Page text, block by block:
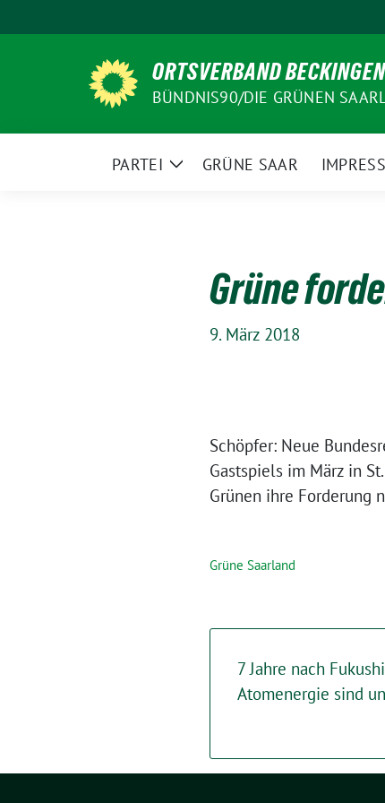
zum
ORTSVERBAND BECKINGEN
BÜNDNIS90/DIE GRÜNEN
PARTEI
ZeigeGRÜNE SAAR
Grüne
9. März 2018
Schöpfer: Neue
Gastspiels im März in
Grünen ihre Forderung
Grüne Saarland
7 Jahre nach
Atomenergie sind